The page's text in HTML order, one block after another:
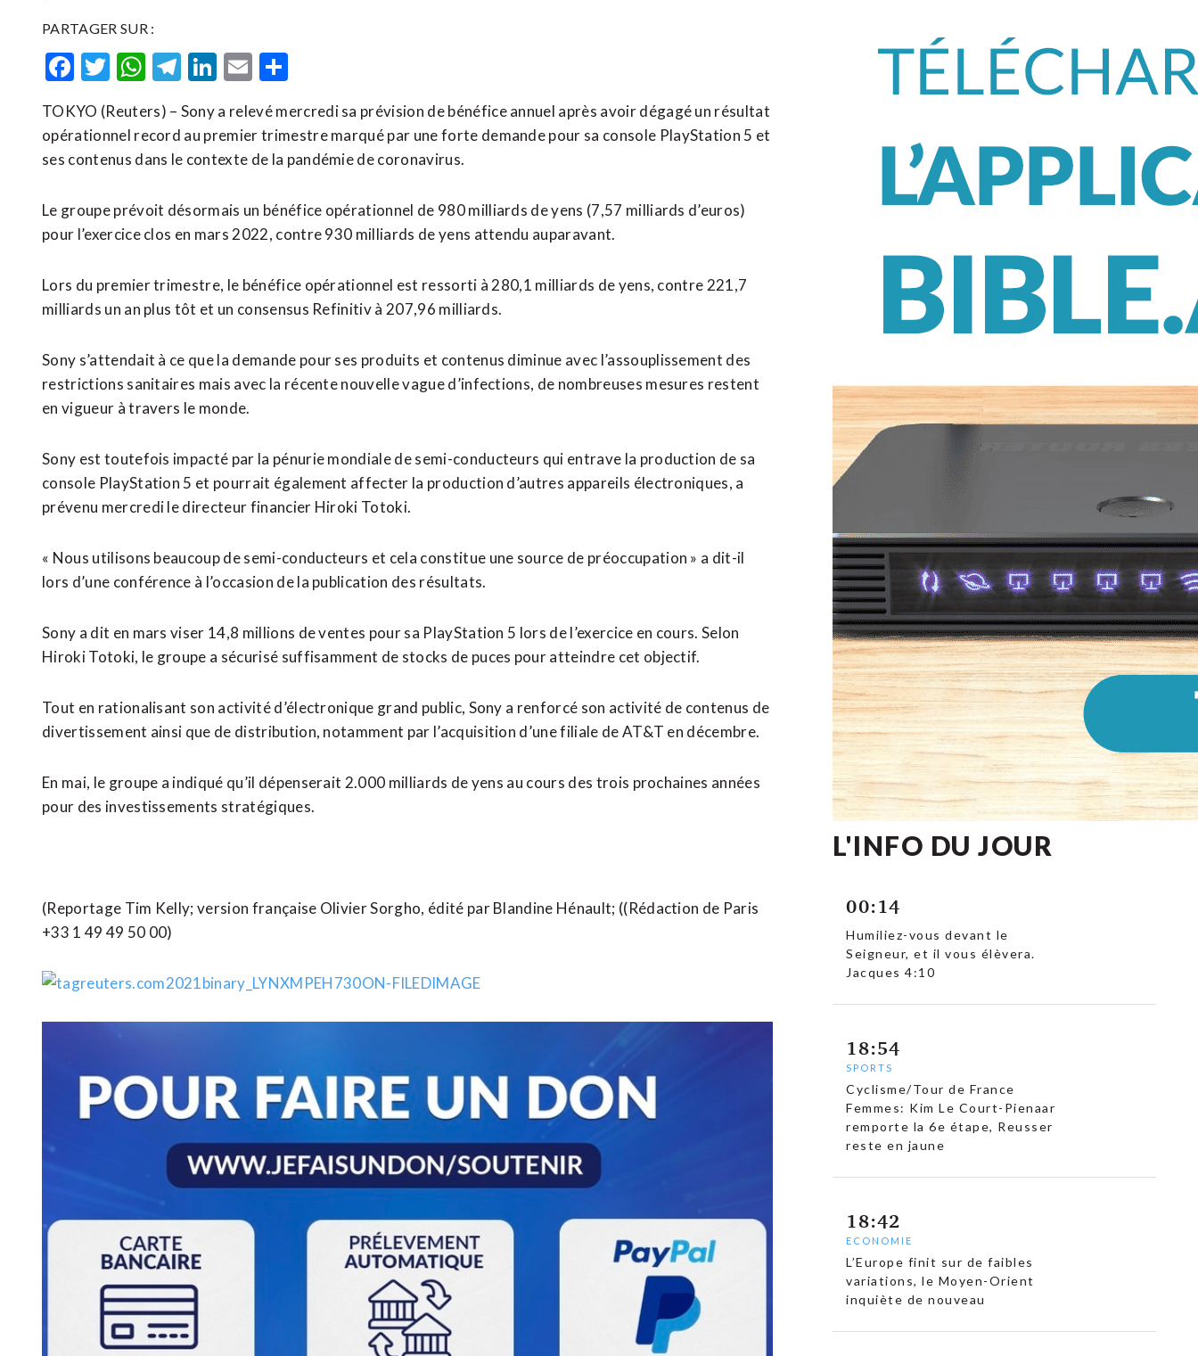
PARTAGER SUR :
Facebook
Twitter
WhatsApp
Telegram
LinkedIn
Email
TOKYO (Reuters) – Sony a relevé mercredi sa prévision de bénéfice annuel après avoir dégagé un résultat
opérationnel record au premier trimestre marqué par une forte demande pour sa console PlayStation 5 et
ses contenus dans le contexte de la pandémie de coronavirus.
Le groupe prévoit désormais un bénéfice opérationnel de 980 milliards de yens (7,57 milliards d’euros)
pour l’exercice clos en mars 2022, contre 930 milliards de yens attendu auparavant.
Lors du premier trimestre, le bénéfice opérationnel est ressorti à 280,1 milliards de yens, contre 221,7
milliards un an plus tôt et un consensus Refinitiv à 207,96 milliards.
Sony s’attendait à ce que la demande pour ses produits et contenus diminue avec l’assouplissement des
restrictions sanitaires mais avec la récente nouvelle vague d’infections, de nombreuses mesures restent
en vigueur à travers le monde.
Sony est toutefois impacté par la pénurie mondiale de semi-conducteurs qui entrave la production de sa
console PlayStation 5 et pourrait également affecter la production d’autres appareils électroniques, a
prévenu mercredi le directeur financier Hiroki Totoki.
« Nous utilisons beaucoup de semi-conducteurs et cela constitue une source de préoccupation » a dit-il
lors d’une conférence à l’occasion de la publication des résultats.
Sony a dit en mars viser 14,8 millions de ventes pour sa PlayStation 5 lors de l’exercice en cours. Selon
Hiroki Totoki, le groupe a sécurisé suffisamment de stocks de puces pour atteindre cet objectif.
Tout en rationalisant son activité d’électronique grand public, Sony a renforcé son activité de contenus de
divertissement ainsi que de distribution, notamment par l’acquisition d’une filiale de AT&T en décembre.
En mai, le groupe a indiqué qu’il dépenserait 2.000 milliards de yens au cours des trois prochaines années
pour des investissements stratégiques.
(Reportage Tim Kelly; version française Olivier Sorgho, édité par Blandine Hénault; ((Rédaction de Paris
+33 1 49 49 50 00)
L'INFO DU JOUR
00:14
Humiliez-vous devant le
Seigneur, et il vous élèvera.
Jacques 4:10
18:54
SPORTS
Cyclisme/Tour de France
Femmes: Kim Le Court-Pienaar
remporte la 6e étape, Reusser
reste en jaune
18:42
ECONOMIE
L’Europe finit sur de faibles
variations, le Moyen-Orient
inquiète de nouveau